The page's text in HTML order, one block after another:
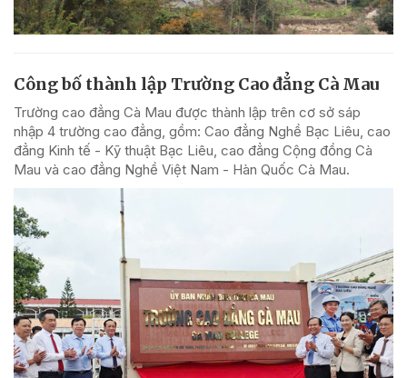
Công bố thành lập Trường Cao đẳng Cà Mau
Trường cao đẳng Cà Mau được thành lập trên cơ sở sáp
nhập 4 trường cao đẳng, gồm: Cao đẳng Nghề Bạc Liêu, cao
đẳng Kinh tế - Kỹ thuật Bạc Liêu, cao đẳng Cộng đồng Cà
Mau và cao đẳng Nghề Việt Nam - Hàn Quốc Cà Mau.